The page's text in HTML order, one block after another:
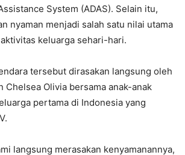
System (ADAS). Selain itu,
nyaman menjadi salah satu nilai utama
keluarga sehari-hari.
tersebut dirasakan langsung oleh
Chelsea Olivia bersama anak-anak
pertama di Indonesia yang
langsung merasakan kenyamanannya,